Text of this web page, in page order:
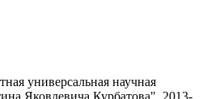
универсальная научная
Яковлевича Курбатова", 2013-